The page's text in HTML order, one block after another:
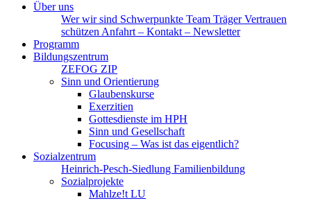
Über uns
Wer wir sind Schwerpunkte Team TrägerVertrauen
schützen Anfahrt – Kontakt – Newsletter
Programm
Bildungszentrum
ZEFOG ZIP
Sinn und Orientierung
Glaubenskurse
Exerzitien
Gottesdienste im HPH
Sinn und Gesellschaft
Focusing – Was ist das eigentlich?
Sozialzentrum
Heinrich-Pesch-Siedlung Familienbildung
Sozialprojekte
Mahlze!t LU